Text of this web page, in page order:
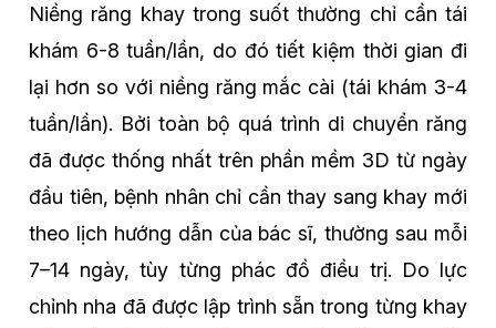
Niềng răng khay trong suốt thường chỉ cần tái
khám 6-8 tuần/lần, do đó tiết kiệm thời gian đi
lại hơn so với niềng răng mắc cài (tái khám 3-4
tuần/lần). Bởi toàn bộ quá trình di chuyển răng
đã được thống nhất trên phần mềm 3D từ ngày
đầu tiên, bệnh nhân chỉ cần thay sang khay mới
theo lịch hướng dẫn của bác sĩ, thường sau mỗi
7–14 ngày, tùy từng phác đồ điều trị. Do lực
chỉnh nha đã được lập trình sẵn trong từng khay